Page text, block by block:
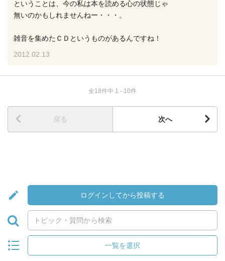
ということは、今の私は本を読める心の状態じゃ
無いのかもしれませんねー・・・。
雑音を集めたＣＤというものがあるんですね！
2012.02.13
全18件中 1 - 10件
戻る 次へ
ログインしてから投稿する
一覧を選択